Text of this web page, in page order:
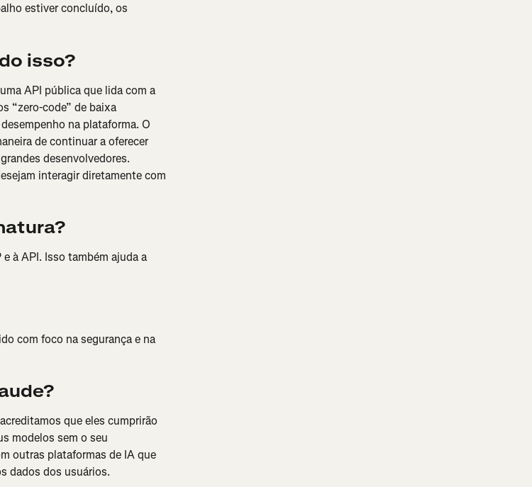
estiver concluído, os
isso?
API pública que lida com a
“zero-code” de baixa
na plataforma. O
de continuar a oferecer
desenvolvedores.
interagir diretamente com
à API. Isso também ajuda a
com foco na segurança e na
que eles cumprirão
modelos sem o seu
outras plataformas de IA que
dados dos usuários.